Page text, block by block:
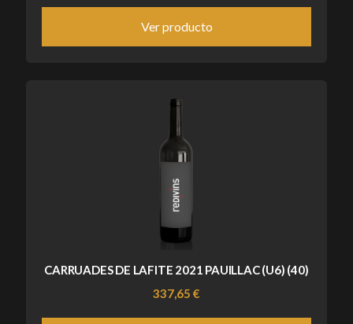
Ver producto
CARRUADES DE LAFITE 2021 PAUILLAC (U6) (40)
337,65 €